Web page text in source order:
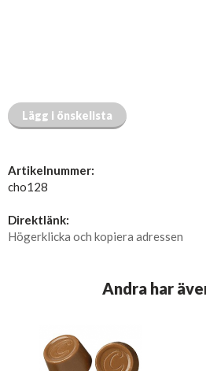
Lägg i önskelista
Artikelnummer:
cho128
Direktlänk:
Högerklicka och kopiera adressen
Andra har